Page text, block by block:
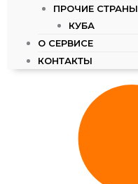
ПРОЧИЕ СТРАНЫ
КУБА
О СЕРВИСЕ
КОНТАКТЫ